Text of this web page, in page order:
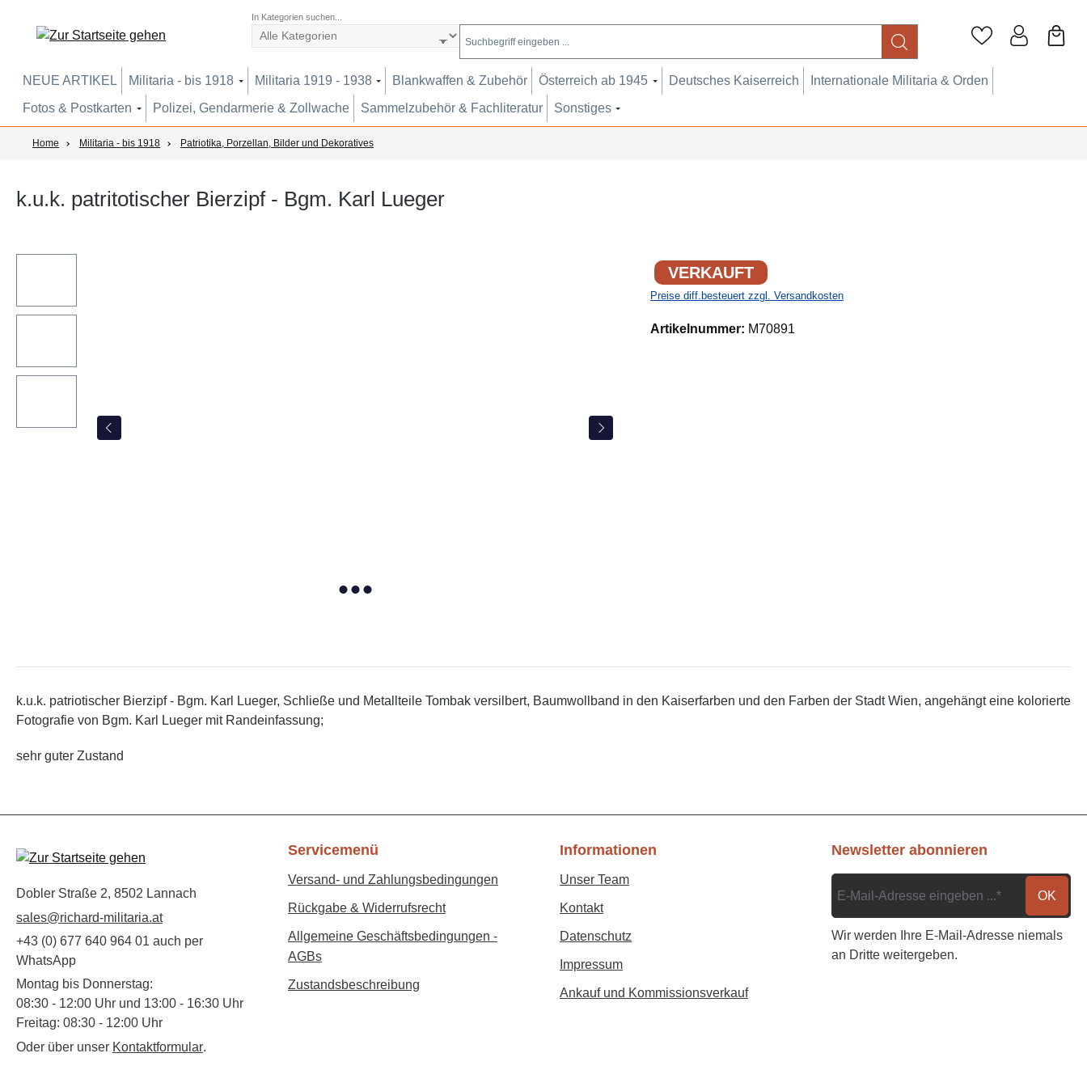
In Kategorien suchen...
NEUE ARTIKEL Militaria - bis 1918 Militaria 1919 - 1938 Blankwaffen & Zubehör Österreich ab 1945 Deutsches Kaiserreich
Internationale Militaria & Orden
Fotos & Postkarten
Polizei, Gendarmerie & Zollwache Sammelzubehör & Fachliteratur Sonstiges
Home Militaria - bis 1918 Patriotika, Porzellan, Bilder und Dekoratives
k.u.k. patritotischer Bierzipf - Bgm. Karl Lueger
VERKAUFT
Preise diff.besteuert zzgl. Versandkosten
Artikelnummer: M70891
k.u.k. patriotischer Bierzipf - Bgm. Karl Lueger, Schließe und Metallteile Tombak versilbert, Baumwollband in den Kaiserfarben und den Farben der Stadt Wien, angehängt eine kolorierte
Fotografie von Bgm. Karl Lueger mit Randeinfassung;
sehr guter Zustand
Dobler Straße 2, 8502 Lannach
sales@richard-militaria.at
+43 (0) 677 640 964 01 auch per
WhatsApp
Montag bis Donnerstag:
08:30 - 12:00 Uhr und 13:00 - 16:30 Uhr
Freitag: 08:30 - 12:00 Uhr
Oder über unser Kontaktformular.
Servicemenü
Versand- und Zahlungsbedingungen
Rückgabe & Widerrufsrecht
Allgemeine Geschäftsbedingungen -
AGBs
Zustandsbeschreibung
Informationen
Unser Team
Kontakt
Datenschutz
Impressum
Ankauf und Kommissionsverkauf
Newsletter abonnieren
OK
Wir werden Ihre E-Mail-Adresse niemals
an Dritte weitergeben.